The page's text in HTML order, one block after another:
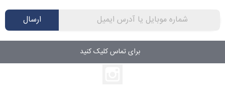
ارسال
برای تماس کلیک کنید